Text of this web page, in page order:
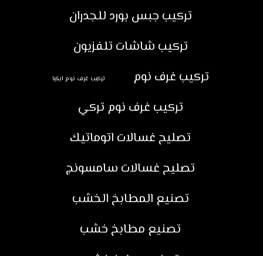
تركيب جبس بورد للجدران
تركيب شاشات تلفزيون
تركيب غرف نوم
تركيب غرف نوم ايكيا
تركيب غرف نوم تركي
تصليح غسالات اتوماتيك
تصليح غسالات سامسونج
تصنيع المطابخ الخشب
تصنيع مطابخ خشب